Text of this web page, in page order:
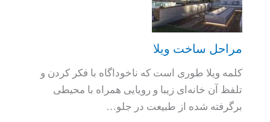
مراحل ساخت ویلا
کلمه ویلا طوری است که ناخوداگاه با فکر کردن و
تلفظ آن خانه‌ای زیبا و رویایی همراه با محیطی
برگرفته شده از طبیعت در جلو…